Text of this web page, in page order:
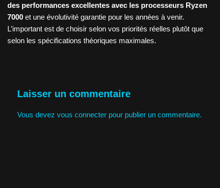
des performances excellentes avec les processeurs Ryzen
7000 et une évolutivité garantie pour les années à venir.
L’important est de choisir selon vos priorités réelles plutôt que
selon les spécifications théoriques maximales.
Laisser un commentaire
Vous devez vous connecter pour publier un commentaire.